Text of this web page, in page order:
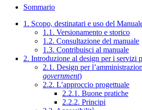
Sommario
1. Scopo, destinatari e uso del
1.1. Versionamento e storico
1.2. Consultazione del manuale
1.3. Contribuisci al manuale
2. Introduzione al design per i servizi
2.1. Design per
government)
2.2. L’approccio progettuale
2.2.1. Buone pratiche
2.2.2. Principi